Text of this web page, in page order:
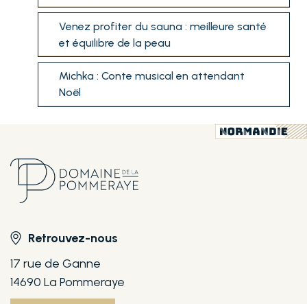
Venez profiter du sauna : meilleure santé
et équilibre de la peau
Michka : Conte musical en attendant
Noël
Retrouvez-nous
17 rue de Ganne
14690 La Pommeraye